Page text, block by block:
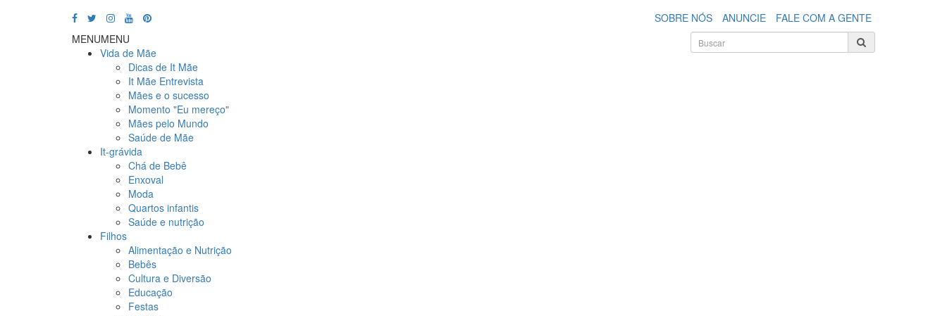
SOBRE NÓS ANUNCIE
FALE COM A GENTE
MENUMENU
Vida de Mãe
Dicas de It Mãe
It Mãe Entrevista
Mães e o sucesso
Momento "Eu mereço"
Mães pelo Mundo
Saúde de Mãe
It-grávida
Chá de Bebê
Enxoval
Moda
Quartos infantis
Saúde e nutrição
Filhos
Alimentação e Nutrição
Bebês
Cultura e Diversão
Educação
Festas